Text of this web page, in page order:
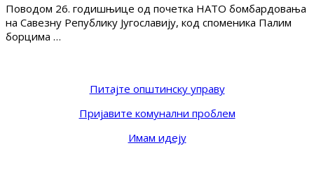
Поводом 26. годишњице од почетка НАТО бомбардовања
на Савезну Републику Југославију, код споменика Палим
борцима …
Питајте општинску управу
Пријавите комунални проблем
Имам идеју